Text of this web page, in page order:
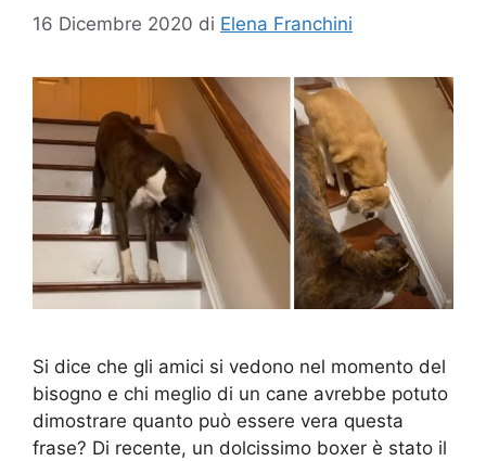
16 Dicembre 2020 di Elena Franchini
Si dice che gli amici si vedono nel momento del
bisogno e chi meglio di un cane avrebbe potuto
dimostrare quanto può essere vera questa
frase? Di recente, un dolcissimo boxer è stato il